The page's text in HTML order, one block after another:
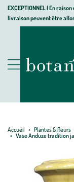
Aller
Aller
au
Aller
au
page
EXCEPTIONNEL I En
livraison peuvent être
Nos produits
Jardinerie
Accueil Plantes & fleurs
Vase Anduze tradition